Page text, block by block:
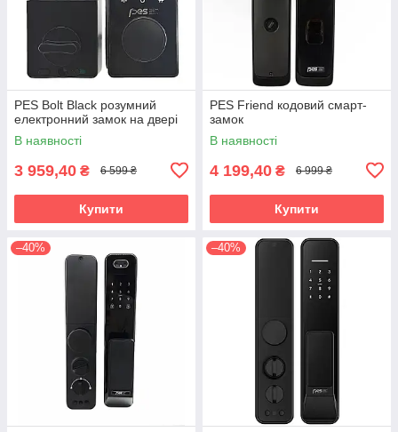
PES Bolt Black розумний
електронний замок на двері
В наявності
3 959,40 ₴ 6 599 ₴
Купити
PES Friend кодовий смарт-
замок
В наявності
4 199,40 ₴ 6 999 ₴
Купити
–40% –40%